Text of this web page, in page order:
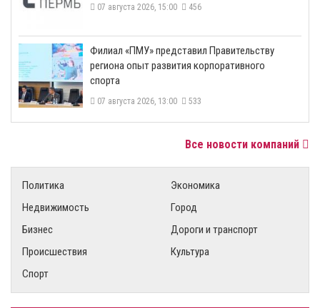
07 августа 2026, 15:00 456
​Филиал «ПМУ» представил Правительству
региона опыт развития корпоративного
спорта
07 августа 2026, 13:00 533
Все новости компаний
Политика
Экономика
Недвижимость
Город
Бизнес
Дороги и транспорт
Происшествия
Культура
Спорт